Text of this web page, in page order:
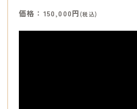
価格：150,000円(税込)